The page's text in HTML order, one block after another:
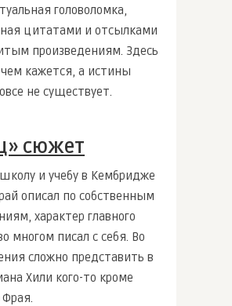
головоломка,
цитатами и отсылками
произведениям. Здесь
кажется, а истины
не существует.
сюжет
и учебу в Кембридже
описал по собственным
характер главного
многом писал с себя. Во
сложно представить в
Хили кого-то кроме
Фрая.